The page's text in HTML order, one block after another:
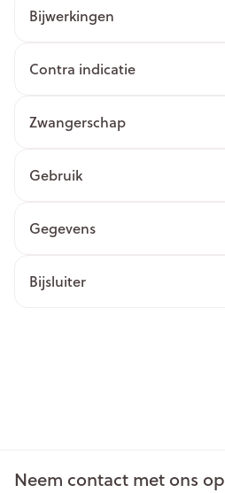
Bijwerkingen
Contra indicatie
Zwangerschap
Gebruik
Gegevens
Bijsluiter
Neem contact met ons op